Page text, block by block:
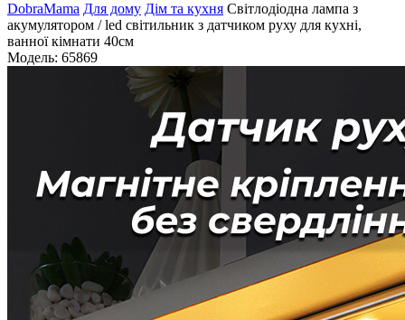
DobraMama Для дому Дім та кухня Світлодіодна лампа з
акумулятором / led світильник з датчиком руху для кухні,
ванної кімнати 40см
Модель: 65869